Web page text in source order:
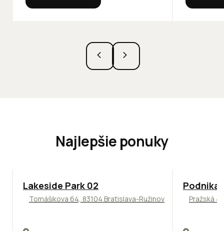
Najlepšie ponuky
ODPORÚČAME
Lakeside Park 02
Tomášikova 64, 83104 Bratislava-Ružinov Pražská